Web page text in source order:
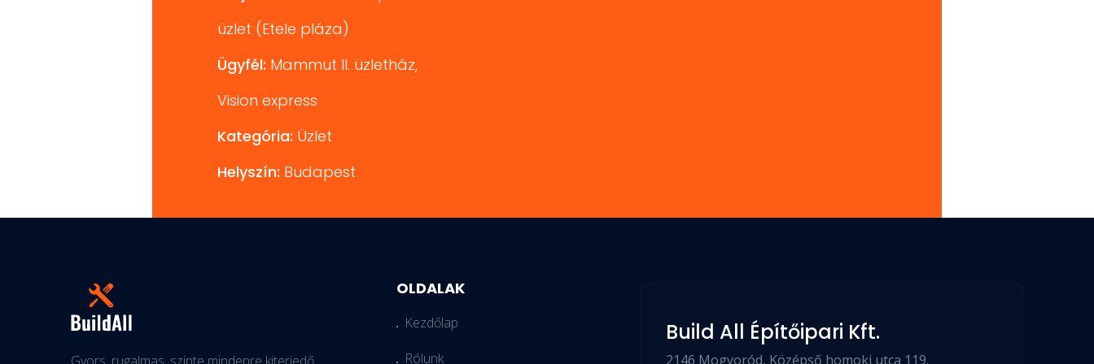
üzlet (Etele pláza)
Ügyfél: Mammut II. üzletház,
Vision express
Kategória: Üzlet
Helyszín: Budapest
Gyors, rugalmas, szinte mindenre kiterjedő
OLDALAK
Kezdőlap
Rólunk
Build All Építőipari Kft.
2146 Mogyoród, Középső homoki utca 119.